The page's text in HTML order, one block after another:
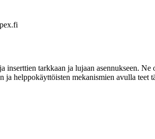
tarkkaan ja lujaan asennukseen.
helppokäyttöisten mekanismien avulla teet